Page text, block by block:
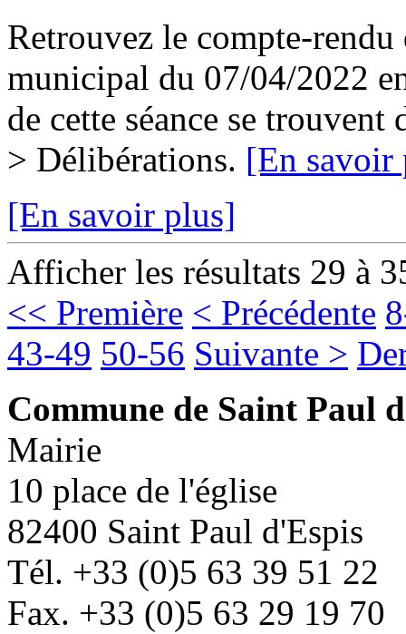
Retrouvez le compte-rendu
municipal du 07/04/2022
de cette séance se
> Délibérations. [En savoir
[En savoir plus]
Afficher les résultats 29 à
<< Première < Précédente
43-49 50-56 Suivante >
Commune de Saint Paul
Mairie
10 place de l'église
82400 Saint Paul d'Espis
Tél. +33 (0)5 63 39 51 22
Fax. +33 (0)5 63 29 19 70